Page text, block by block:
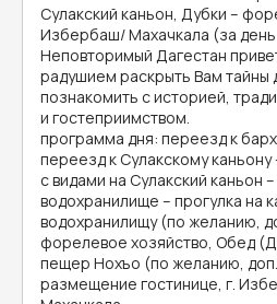
Сулакский каньон, Дубки –
Избербаш/ Махачкала (за
Неповторимый Дагестан
радушием раскрыть Вам тайны
познакомить с историей,
и гостеприимством.
программа дня: переезд к
переезд к Сулакскому
с видами на Сулакский каньон
водохранилище – прогулка на
водохранилищу (по желанию,
форелевое хозяйство, Обед
пещер Нохъо (по желанию,
размещение гостинице, г.